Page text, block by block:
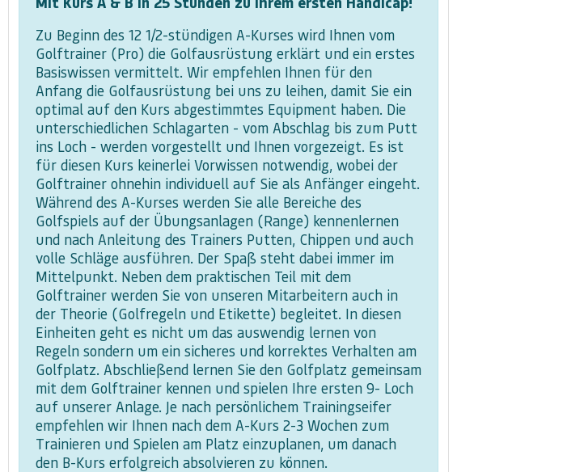
Zu Beginn des 12 1/2-stündigen A-Kurses wird Ihnen vom
Golftrainer (Pro) die Golfausrüstung erklärt und ein erstes
Basiswissen vermittelt. Wir empfehlen Ihnen für den
Anfang die Golfausrüstung bei uns zu leihen, damit Sie ein
optimal auf den Kurs abgestimmtes Equipment haben. Die
unterschiedlichen Schlagarten - vom Abschlag bis zum Putt
ins Loch - werden vorgestellt und Ihnen vorgezeigt. Es ist
für diesen Kurs keinerlei Vorwissen notwendig, wobei der
Golftrainer ohnehin individuell auf Sie als Anfänger eingeht.
Während des A-Kurses werden Sie alle Bereiche des
Golfspiels auf der Übungsanlagen (Range) kennenlernen
und nach Anleitung des Trainers Putten, Chippen und auch
volle Schläge ausführen. Der Spaß steht dabei immer im
Mittelpunkt. Neben dem praktischen Teil mit dem
Golftrainer werden Sie von unseren Mitarbeitern auch in
der Theorie (Golfregeln und Etikette) begleitet. In diesen
Einheiten geht es nicht um das auswendig lernen von
Regeln sondern um ein sicheres und korrektes Verhalten am
Golfplatz. Abschließend lernen Sie den Golfplatz gemeinsam
mit dem Golftrainer kennen und spielen Ihre ersten 9- Loch
auf unserer Anlage. Je nach persönlichem Trainingseifer
empfehlen wir Ihnen nach dem A-Kurs 2-3 Wochen zum
Trainieren und Spielen am Platz einzuplanen, um danach
den B-Kurs erfolgreich absolvieren zu können.